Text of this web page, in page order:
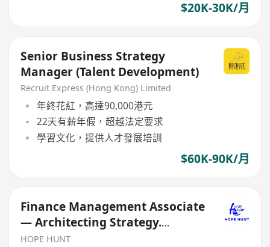
$20K-30K/月
Senior Business Strategy
Manager (Talent Development)
Recruit Express (Hong Kong) Limited
年終花紅，高達90,000港元
22天有薪年假，超越法定要求
學習文化，提供人才發展培訓
$60K-90K/月
Finance Management Associate
— Architecting Strategy.
Mastering Markets
HOPE HUNT